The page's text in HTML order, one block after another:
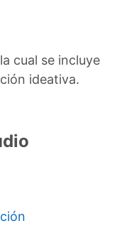
cual se incluye
ideativa.